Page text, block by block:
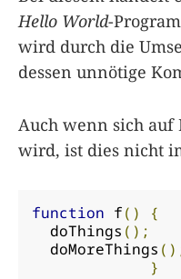
Hello World-
wird durch die
dessen unnötige
Auch wenn sich
wird, ist dies nicht
function f()
{
  doThings
();
  doMoreThings
}